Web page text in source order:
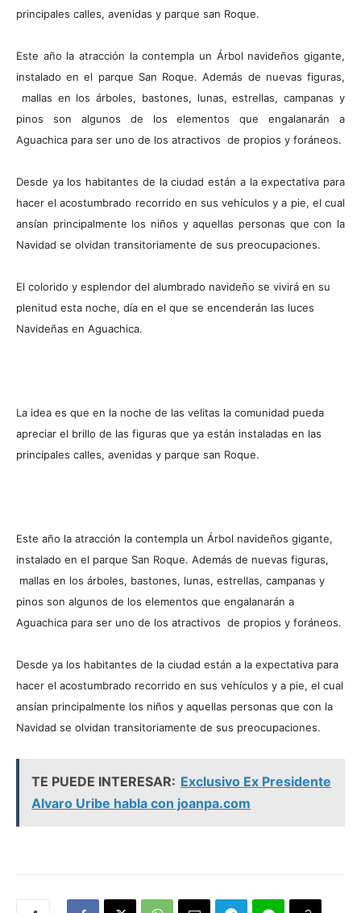
principales calles, avenidas y parque san Roque.
Este año la atracción la contempla un Árbol navideños gigante,
instalado en el parque San Roque. Además de nuevas figuras,
mallas en los árboles, bastones, lunas, estrellas, campanas y
pinos son algunos de los elementos que engalanarán a
Aguachica para ser uno de los atractivos de propios y foráneos.
Desde ya los habitantes de la ciudad están a la expectativa para
hacer el acostumbrado recorrido en sus vehículos y a pie, el cual
ansían principalmente los niños y aquellas personas que con la
Navidad se olvidan transitoriamente de sus preocupaciones.
El colorido y esplendor del alumbrado navideño se vivirá en su
plenitud esta noche, día en el que se encenderán las luces
Navideñas en Aguachica.
La idea es que en la noche de las velitas la comunidad pueda
apreciar el brillo de las figuras que ya están instaladas en las
principales calles, avenidas y parque san Roque.
Este año la atracción la contempla un Árbol navideños gigante,
instalado en el parque San Roque. Además de nuevas figuras,
mallas en los árboles, bastones, lunas, estrellas, campanas y
pinos son algunos de los elementos que engalanarán a
Aguachica para ser uno de los atractivos de propios y foráneos.
Desde ya los habitantes de la ciudad están a la expectativa para
hacer el acostumbrado recorrido en sus vehículos y a pie, el cual
ansían principalmente los niños y aquellas personas que con la
Navidad se olvidan transitoriamente de sus preocupaciones.
TE PUEDE INTERESAR: Exclusivo Ex Presidente
Alvaro Uribe habla con joanpa.com